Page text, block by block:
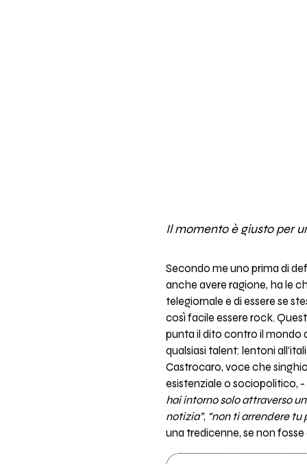
Il momento è giusto per
Secondo me uno prima di
anche avere ragione, ha le
telegiornale e di essere se
così facile essere rock.
punta il dito contro il mondo
qualsiasi talent: lentoni
Castrocaro, voce che
esistenziale o sociopolitico, -
hai intorno solo attraverso
notizia”, “non ti arrendere tu
una tredicenne, se non